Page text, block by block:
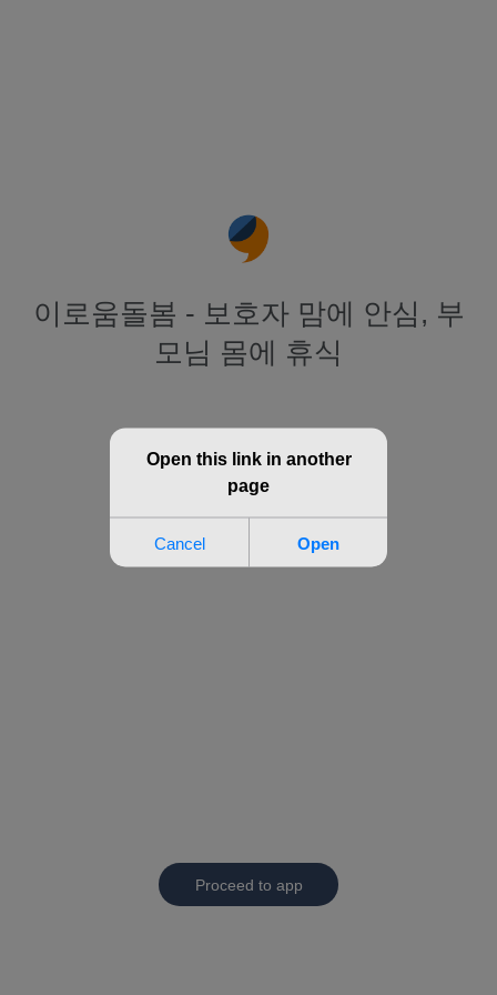
이로움돌봄 - 보호자 맘에 안심, 부
모님 몸에 휴식
Proceed to app